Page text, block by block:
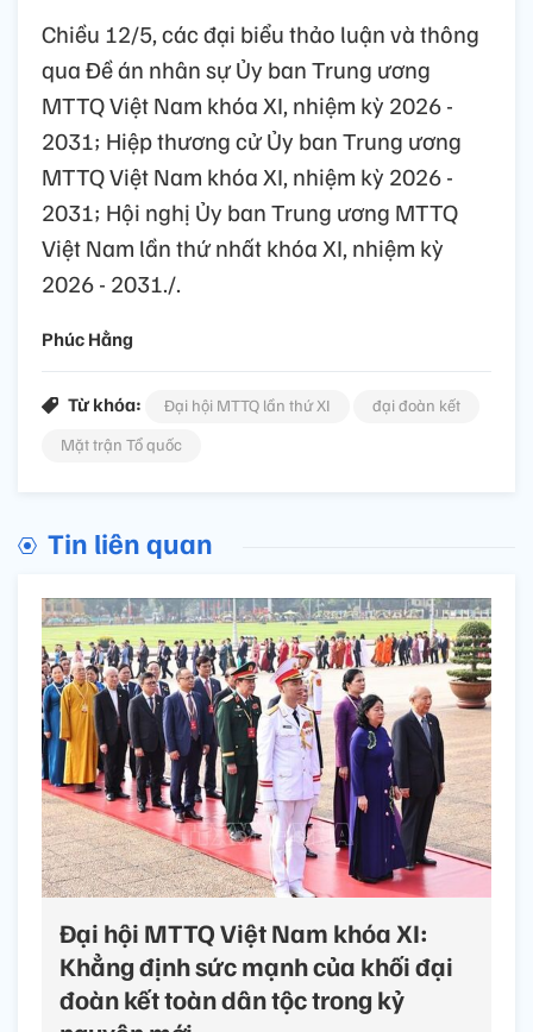
Chiều 12/5, các đại biểu thảo luận và thông
qua Đề án nhân sự Ủy ban Trung ương
MTTQ Việt Nam khóa XI, nhiệm kỳ 2026 -
2031; Hiệp thương cử Ủy ban Trung ương
MTTQ Việt Nam khóa XI, nhiệm kỳ 2026 -
2031; Hội nghị Ủy ban Trung ương MTTQ
Việt Nam lần thứ nhất khóa XI, nhiệm kỳ
2026 - 2031./.
Phúc Hằng
Từ khóa: Đại hội MTTQ lần thứ XI
đại đoàn kết
Mặt trận Tổ quốc
Tin liên quan
Đại hội MTTQ Việt Nam khóa XI:
Khẳng định sức mạnh của khối đại
đoàn kết toàn dân tộc trong kỷ